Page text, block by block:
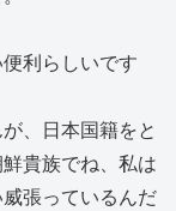
利らしいです
、日本国籍をと
貴族でね、私は
張っているんだ